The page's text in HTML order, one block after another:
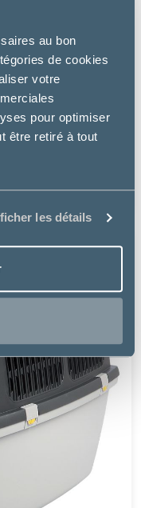
au bon
de cookies
votre
pour optimiser
être retiré à tout
les détails